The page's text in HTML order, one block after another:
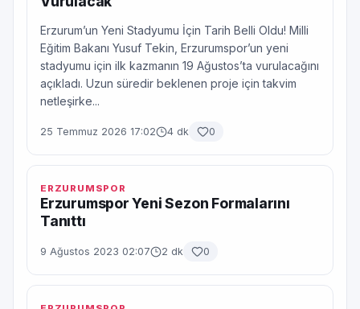
Erzurum’un Yeni Stadyumu İçin Tarih Belli Oldu! Milli
Eğitim Bakanı Yusuf Tekin, Erzurumspor’un yeni
stadyumu için ilk kazmanın 19 Ağustos’ta vurulacağını
açıkladı. Uzun süredir beklenen proje için takvim
netleşirke...
25 Temmuz 2026 17:02 4 dk 0
ERZURUMSPOR
Erzurumspor Yeni Sezon Formalarını
Tanıttı
9 Ağustos 2023 02:07 2 dk 0